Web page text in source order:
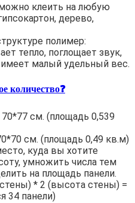
клеить на любую
дерево,
полимер:
тепло, поглощает звук,
имеет малый удельный вес.
количество❓
см. (площадь 0,539
(площадь 0,49 кв.м)
куда вы хотите
умножить числа тем
на площадь панели.
* 2 (высота стены) =
34 панели)